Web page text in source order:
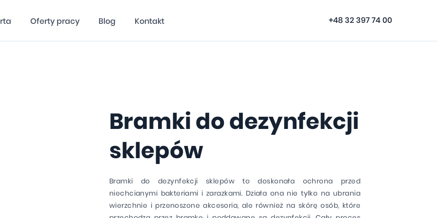
Oferty pracy Blog Kontakt +48 32 397 74 00
Bramki do dezynfekcji
sklepów
Bramki do dezynfekcji sklepów to doskonała ochrona przed
niechcianymi bakteriami i zarazkami. Działa ona nie tylko na ubrania
wierzchnie i przenoszone akcesoria, ale również na skórę osób, które